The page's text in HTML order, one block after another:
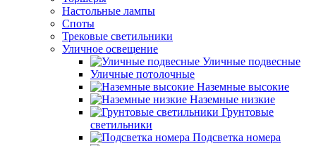
Настольные лампы
Споты
Трековые светильники
Уличное освещение
Уличные подвесные
Уличные потолочные
Наземные высокие
Наземные низкие
Грунтовые
светильники
Подсветка номера